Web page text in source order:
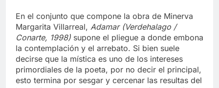
En el conjunto que compone la obra de Minerva
Margarita Villarreal, Adamar (Verdehalago /
Conarte, 1998) supone el pliegue a donde embona
la contemplación y el arrebato. Si bien suele
decirse que la mística es uno de los intereses
primordiales de la poeta, por no decir el principal,
esto termina por sesgar y cercenar las resultas del